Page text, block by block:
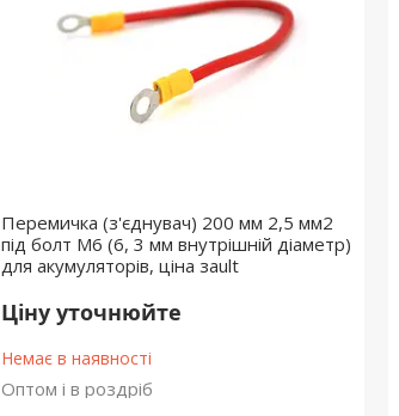
Перемичка (з'єднувач) 200 мм 2,5 мм2
під болт М6 (6, 3 мм внутрішній діаметр)
для акумуляторів, ціна заult
Ціну уточнюйте
Немає в наявності
Оптом і в роздріб